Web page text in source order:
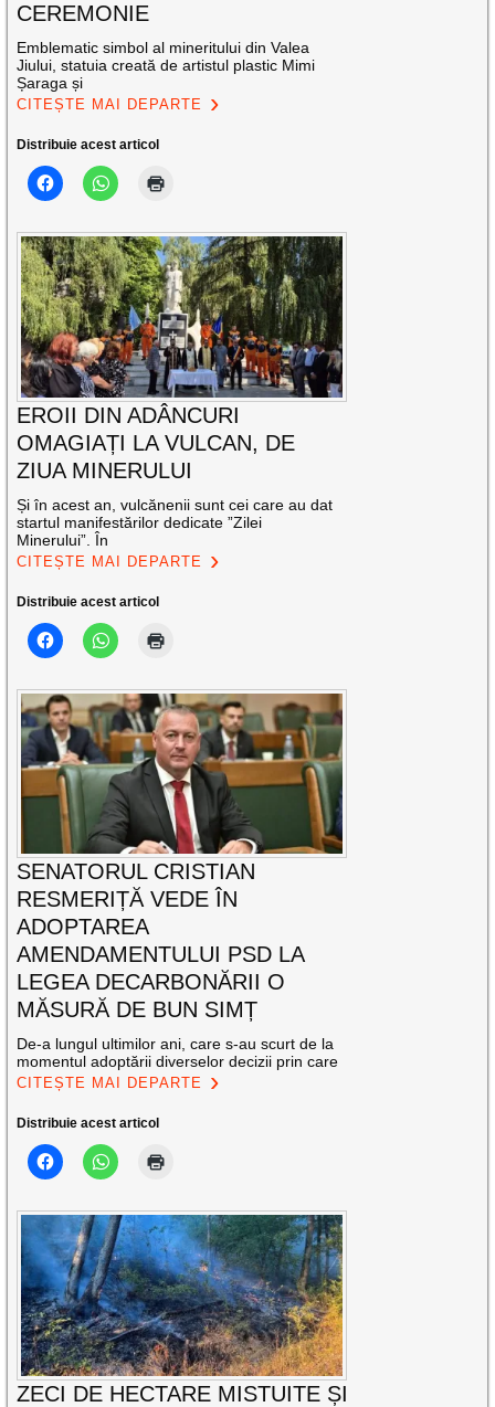
CEREMONIE
Emblematic simbol al mineritului din Valea
Jiului, statuia creată de artistul plastic Mimi
Șaraga și
CITEȘTE MAI DEPARTE
Distribuie acest articol
EROII DIN ADÂNCURI
OMAGIAȚI LA VULCAN, DE
ZIUA MINERULUI
Și în acest an, vulcănenii sunt cei care au dat
startul manifestărilor dedicate ”Zilei
Minerului”. În
CITEȘTE MAI DEPARTE
Distribuie acest articol
SENATORUL CRISTIAN
RESMERIȚĂ VEDE ÎN
ADOPTAREA
AMENDAMENTULUI PSD LA
LEGEA DECARBONĂRII O
MĂSURĂ DE BUN SIMȚ
De-a lungul ultimilor ani, care s-au scurt de la
momentul adoptării diverselor decizii prin care
CITEȘTE MAI DEPARTE
Distribuie acest articol
ZECI DE HECTARE MISTUITE ȘI